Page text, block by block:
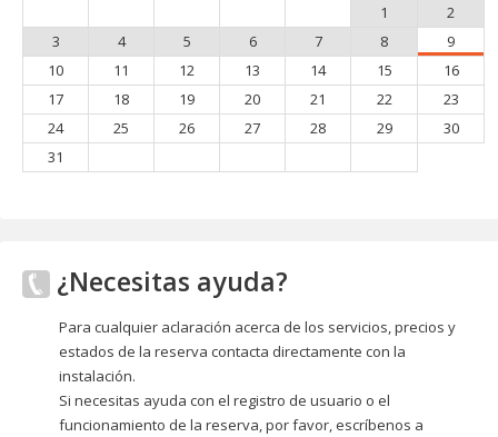
1
2
3
4 5 6 7 8
9
10
11 12 13 14 15
16
17
18 19 20 21 22
23
24
25 26 27 28 29
30
31
¿Necesitas ayuda?
Para cualquier aclaración acerca de los servicios, precios y
estados de la reserva contacta directamente con la
instalación.
Si necesitas ayuda con el registro de usuario o el
funcionamiento de la reserva, por favor, escríbenos a